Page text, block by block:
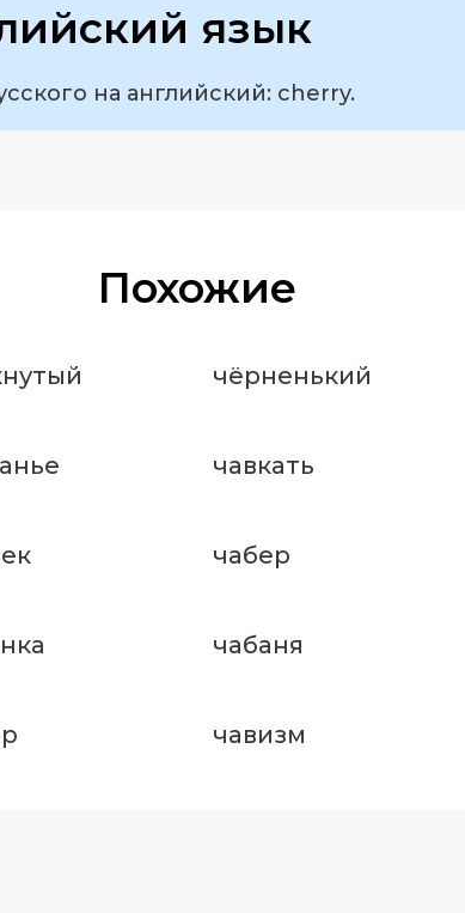
язык
на английский: cherry.
Похожие
чёрненький
чавкать
чабер
чабаня
чавизм